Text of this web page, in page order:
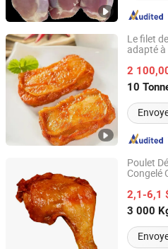
Le filet
adapté à
2
10
Pintong International Trade
Shandong, China
Poulet
Congelé
2,1-6,1
3 000
SHANDONG ZHENGTENG
Shandong, China